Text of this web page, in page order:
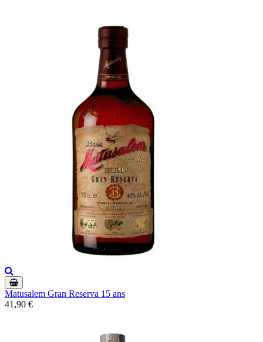
Matusalem Gran Reserva 15 ans
41,90 €